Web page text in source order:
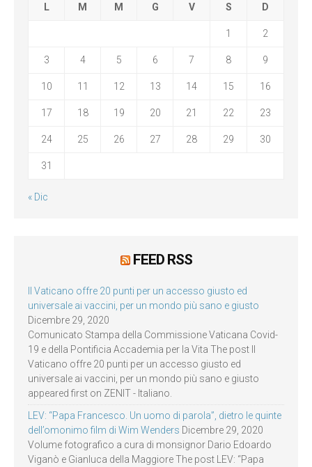
L M M G V S D
1 2
3 4 5 6 7 8 9
10 11 12 13 14 15 16
17 18 19 20 21 22 23
24 25 26 27 28 29 30
31
« Dic
FEED RSS
Il Vaticano offre 20 punti per un accesso giusto ed
universale ai vaccini, per un mondo più sano e giusto
Dicembre 29, 2020
Comunicato Stampa della Commissione Vaticana Covid-
19 e della Pontificia Accademia per la Vita The post Il
Vaticano offre 20 punti per un accesso giusto ed
universale ai vaccini, per un mondo più sano e giusto
appeared first on ZENIT - Italiano.
LEV: “Papa Francesco. Un uomo di parola”, dietro le quinte
dell’omonimo film di Wim Wenders Dicembre 29, 2020
Volume fotografico a cura di monsignor Dario Edoardo
Viganò e Gianluca della Maggiore The post LEV: “Papa